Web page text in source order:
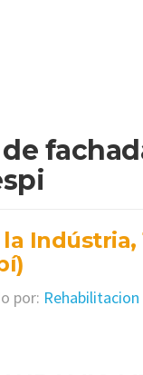
Indústria,
por: